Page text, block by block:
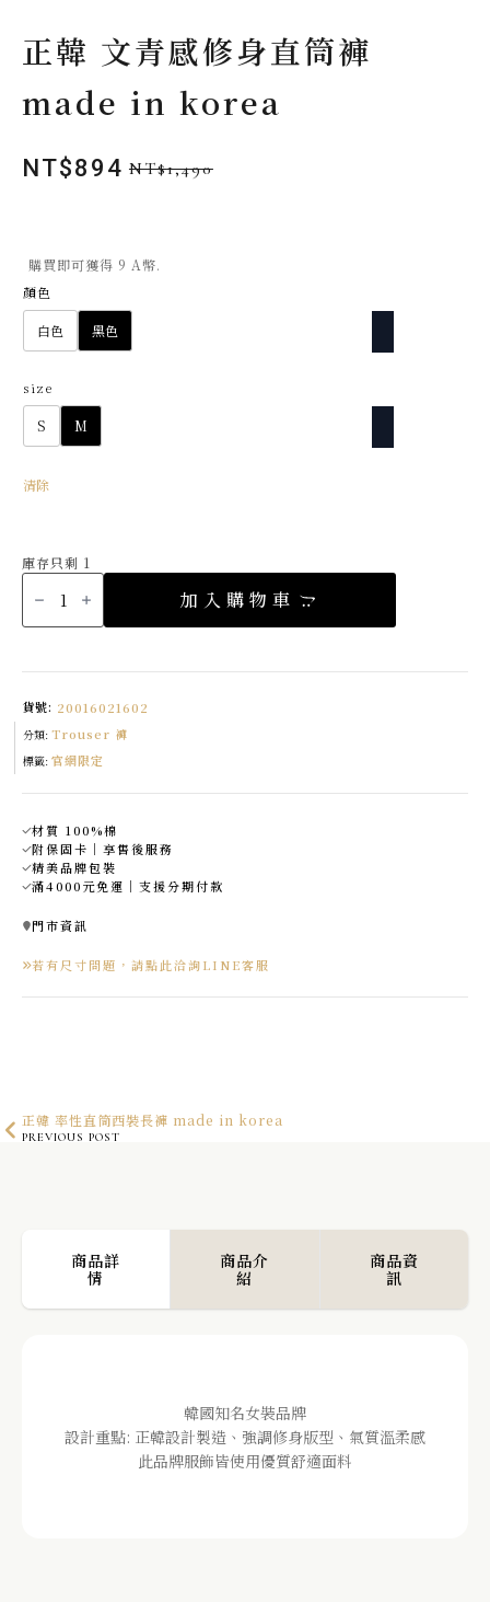
正韓 文青感修身直筒褲
made in korea
NT$1,490
原
格：
NT$1,490。
NT$894
目
格：
NT$894。
購買即可獲得 9 A幣.
顏色
白色 黑色
size
S M
清除
庫存只剩 1
正
感
直
褲
made
korea
量
加入購物車
貨號: 20016021602
分類: Trouser 褲
標籤: 官網限定
材質 100%棉
附保固卡｜享售後服務
精美品牌包裝
滿4000元免運｜支援分期付款
門市資訊
若有尺寸問題，請點此洽詢LINE客服
正韓 率性直筒西裝長褲 made in korea
PREVIOUS POST
商品詳
情
商品介
紹
商品資
訊
韓國知名女裝品牌
設計重點: 正韓設計製造、強調修身版型、氣質溫柔感
此品牌服飾皆使用優質舒適面料